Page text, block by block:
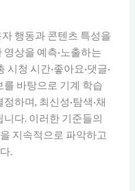
행동과 콘텐츠 특성을
상을 예측·노출하는
시청 시간·좋아요·댓글·
바탕으로 기계 학습
하며, 최신성·탐색·채
다. 이러한 기준들의
지속적으로 파악하고
.